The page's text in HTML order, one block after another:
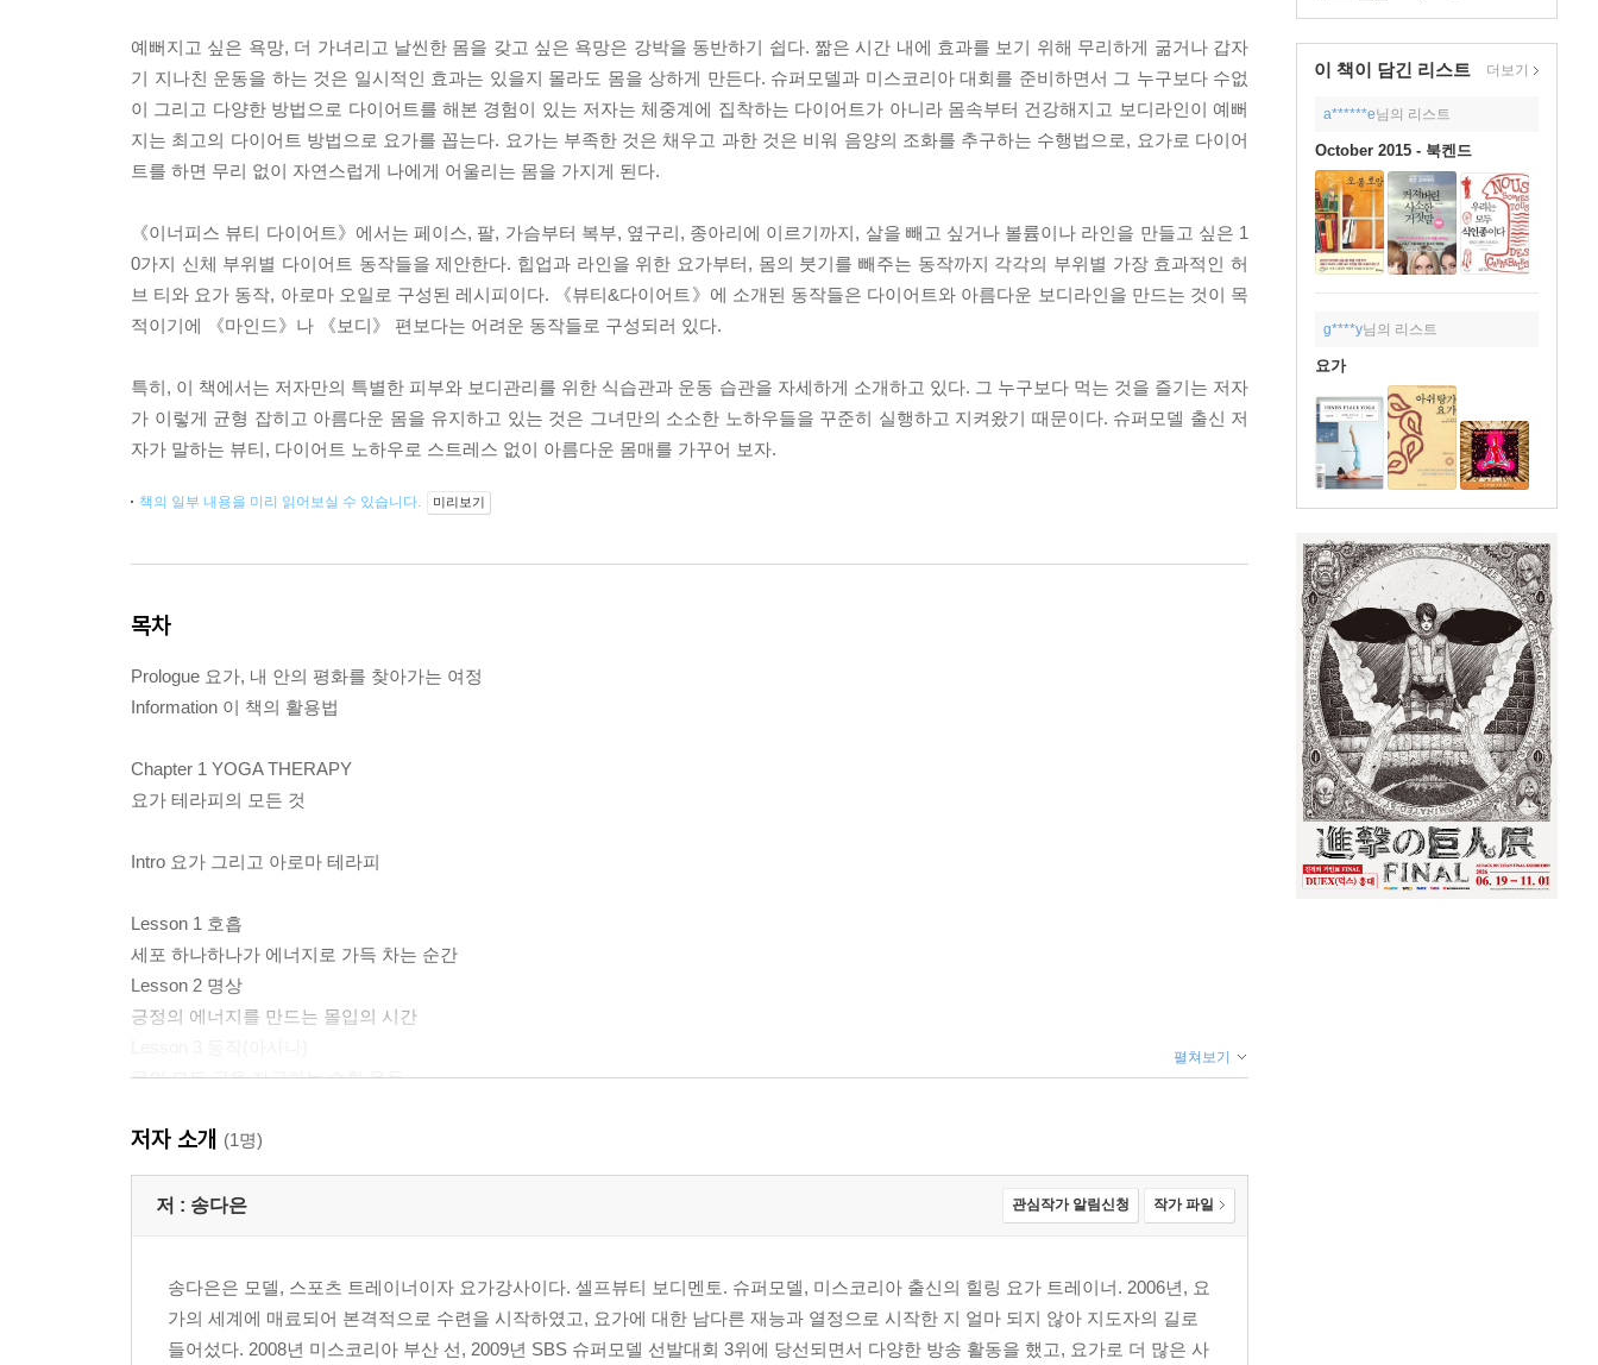
이 책이 담긴 리스트 더보기
a******e님의 리스트
October 2015 - 북켄드
g****y님의 리스트
요가
예뻐지고 싶은 욕망, 더 가녀리고 날씬한 몸을 갖고 싶은 욕망은 강박을 동반하기 쉽다. 짦은 시간 내에 효과를 보기 위해 무리하게 굶거나 갑자
기 지나친 운동을 하는 것은 일시적인 효과는 있을지 몰라도 몸을 상하게 만든다. 슈퍼모델과 미스코리아 대회를 준비하면서 그 누구보다 수없
이 그리고 다양한 방법으로 다이어트를 해본 경험이 있는 저자는 체중계에 집착하는 다이어트가 아니라 몸속부터 건강해지고 보디라인이 예뻐
지는 최고의 다이어트 방법으로 요가를 꼽는다. 요가는 부족한 것은 채우고 과한 것은 비워 음양의 조화를 추구하는 수행법으로, 요가로 다이어
트를 하면 무리 없이 자연스럽게 나에게 어울리는 몸을 가지게 된다.
《이너피스 뷰티 다이어트》에서는 페이스, 팔, 가슴부터 복부, 옆구리, 종아리에 이르기까지, 살을 빼고 싶거나 볼륨이나 라인을 만들고 싶은 1
0가지 신체 부위별 다이어트 동작들을 제안한다. 힙업과 라인을 위한 요가부터, 몸의 붓기를 빼주는 동작까지 각각의 부위별 가장 효과적인 허
브 티와 요가 동작, 아로마 오일로 구성된 레시피이다. 《뷰티&다이어트》에 소개된 동작들은 다이어트와 아름다운 보디라인을 만드는 것이 목
적이기에 《마인드》나 《보디》 편보다는 어려운 동작들로 구성되러 있다.
특히, 이 책에서는 저자만의 특별한 피부와 보디관리를 위한 식습관과 운동 습관을 자세하게 소개하고 있다. 그 누구보다 먹는 것을 즐기는 저자
가 이렇게 균형 잡히고 아름다운 몸을 유지하고 있는 것은 그녀만의 소소한 노하우들을 꾸준히 실행하고 지켜왔기 때문이다. 슈퍼모델 출신 저
자가 말하는 뷰티, 다이어트 노하우로 스트레스 없이 아름다운 몸매를 가꾸어 보자.
책의 일부 내용을 미리 읽어보실 수 있습니다. 미리보기
목차
Prologue 요가, 내 안의 평화를 찾아가는 여정
Information 이 책의 활용법
Chapter 1 YOGA THERAPY
요가 테라피의 모든 것
Intro 요가 그리고 아로마 테라피
Lesson 1 호흡
세포 하나하나가 에너지로 가득 차는 순간
Lesson 2 명상
긍정의 에너지를 만드는 몰입의 시간
몸의 모든 곳을 자극하는 순환 운동
지친 몸과 마음에 주는 한 방울의 힘
Lesson 5 허브티
요가 전 몸과 마음을 열어주는 온기
Lesson 7 차크라
우리 몸에 존재하는 일곱 개의 에너지
펼쳐보기
저자 소개 (1명)
저 : 송다은 관심작가 알림신청 작가 파일
송다은은 모델, 스포츠 트레이너이자 요가강사이다. 셀프뷰티 보디멘토. 슈퍼모델, 미스코리아 출신의 힐링 요가 트레이너. 2006년, 요
가의 세계에 매료되어 본격적으로 수련을 시작하였고, 요가에 대한 남다른 재능과 열정으로 시작한 지 얼마 되지 않아 지도자의 길로
들어섰다. 2008년 미스코리아 부산 선, 2009년 SBS 슈퍼모델 선발대회 3위에 당선되면서 다양한 방송 활동을 했고, 요가로 더 많은 사